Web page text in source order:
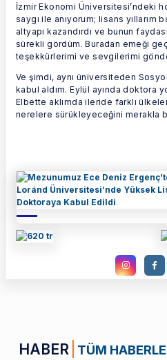
İzmir Ekonomi Üniversitesi’ndeki
saygı ile anıyorum; lisans yıllarım
altyapı kazandırdı ve bunun
sürekli gördüm. Buradan emeği
teşekkürlerimi ve sevgilerimi
Ve şimdi, aynı üniversiteden
kabul aldım. Eylül ayında doktora
Elbette aklımda ileride farklı
nerelere sürükleyeceğini merakla
HABER TÜM